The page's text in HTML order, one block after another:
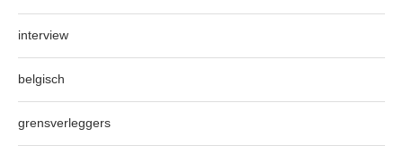
interview
belgisch
grensverleggers